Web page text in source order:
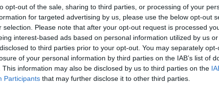
opt-out of the sale, sharing to third parties, or processing of your
for targeted advertising by us, please use the below opt-out
selection. Please note that after your opt-out request is processed
interest-based ads based on personal information utilized by us
to third parties prior to your opt-out. You may separately
of your personal information by third parties on the IAB’s list of
This information may also be disclosed by us to third parties on the
Participants that may further disclose it to other third parties.
klán, minden hónapban egyszer (elsején). (Amolyan klánháború)
egy kis aranyat, lóherét, andert. Így a sok klán nélküli is próbálna